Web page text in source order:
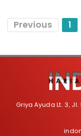
Previous 1
Griya Ayuda Lt. 3,